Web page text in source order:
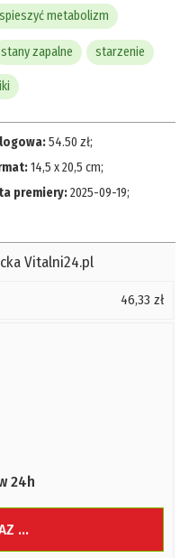
metabolizm
stany zapalne starzenie
54.50 zł;
14,5 x 20,5 cm;
premiery:2025-09-19;
Vitalni24.pl
46,33 zł
24h
...